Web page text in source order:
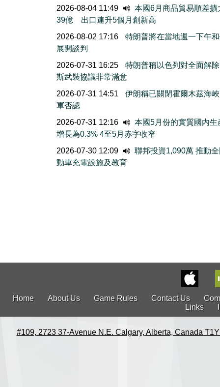
2026-08-04 11:49
本國6月商品貿易順差擴
39億 出口連升5個月創新高
2026-08-02 17:16
特朗普將在當地週一下午
展開談判
2026-07-31 16:25
特朗普稱以色列對全面解
斯武裝協議非常滿意
2026-07-31 14:51
伊朗稱已關閉霍爾木茲海
軍否認
2026-07-31 12:16
本國5月份的實質國内生
增長為0.3% 4至5月赤字收窄
2026-07-30 12:09
聯邦投資1,090萬 推動
動車充電設施及教育
Home About Us Game Rules Contact Us
Links
#109, 2723 37-Avenue N.E. Calgary, Alberta, Canada